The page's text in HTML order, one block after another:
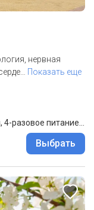
нервная
Показать еще
Выбрать